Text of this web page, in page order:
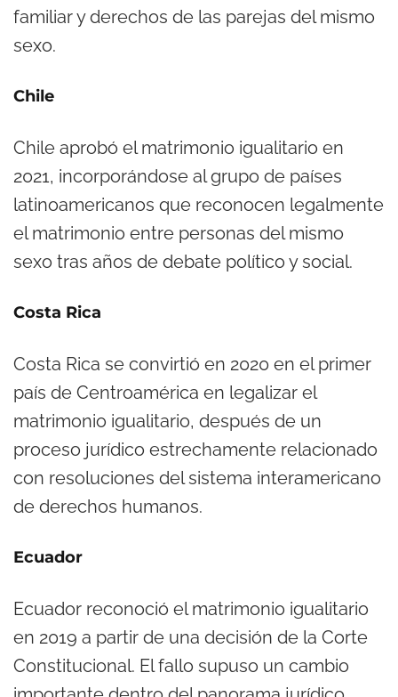
familiar y derechos de las parejas del mismo
sexo.
Chile
Chile aprobó el matrimonio igualitario en
2021, incorporándose al grupo de países
latinoamericanos que reconocen legalmente
el matrimonio entre personas del mismo
sexo tras años de debate político y social.
Costa Rica
Costa Rica se convirtió en 2020 en el primer
país de Centroamérica en legalizar el
matrimonio igualitario, después de un
proceso jurídico estrechamente relacionado
con resoluciones del sistema interamericano
de derechos humanos.
Ecuador
Ecuador reconoció el matrimonio igualitario
en 2019 a partir de una decisión de la Corte
Constitucional. El fallo supuso un cambio